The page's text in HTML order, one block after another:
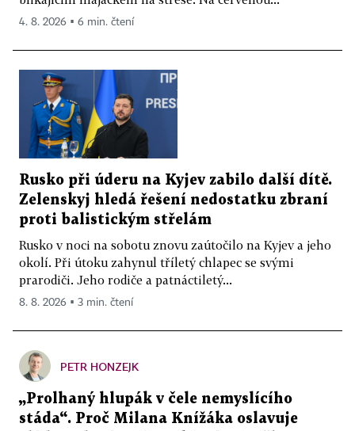
4. 8. 2026 ▪ 6 min. čtení
Rusko při úderu na Kyjev zabilo další dítě.
Zelenskyj hledá řešení nedostatku zbraní
proti balistickým střelám
Rusko v noci na sobotu znovu zaútočilo na Kyjev a jeho
okolí. Při útoku zahynul tříletý chlapec se svými
prarodiči. Jeho rodiče a patnáctiletý...
8. 8. 2026 ▪ 3 min. čtení
PETR HONZEJK
„Prolhaný hlupák v čele nemyslícího
stáda“. Proč Milana Knížáka oslavuje